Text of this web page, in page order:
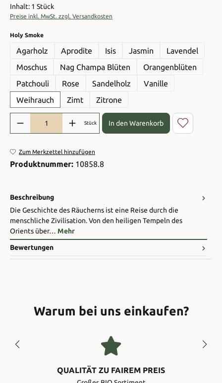
Inhalt: 1 Stück
Preise inkl. MwSt. zzgl. Versandkosten
Holy Smokeauswählen
Agarholz Aprodite Isis Jasmin
Lavendel
Moschus
Nag Champa Blüten
Orangenblüten
Patchouli
Rose Sandelholz
Vanille
Weihrauch
Zimt Zitrone
Produkt Anzahl: Gib den gewünschten Wert ein oder benutze die
Stück In den Warenkorb
Zum Merkzettel hinzufügen
Produktnummer: 10858.8
Beschreibung
Die Geschichte des Räucherns ist eine Reise durch die
menschliche Zivilisation. Von den heiligen Tempeln des
Orients über… Mehr
Bewertungen
Warum bei uns einkaufen?
QUALITÄT ZU FAIREM PREIS